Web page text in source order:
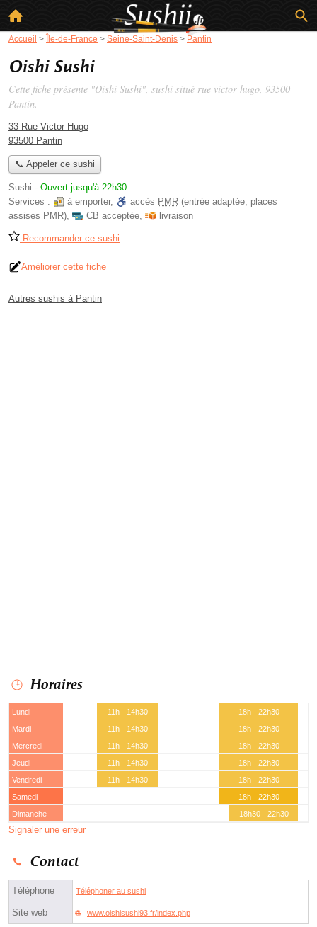
Accueil > Île-de-France > Seine-Saint-Denis > Pantin
Oishi Sushi
Cette fiche présente "Oishi Sushi", sushi situé rue victor hugo, 93500
Pantin.
33 Rue Victor Hugo
93500 Pantin
📞 Appeler ce sushi
Sushi - Ouvert jusqu'à 22h30
Services :
à emporter, accès PMR (entrée adaptée, places
assises PMR), CB acceptée, livraison
Recommander ce sushi
Améliorer cette fiche
Autres sushis à Pantin
Horaires
Lundi 11h - 14h30
18h - 22h30
Mardi
11h - 14h30
18h - 22h30
Mercredi
11h - 14h30
18h - 22h30
Jeudi
11h - 14h30
18h - 22h30
Vendredi
11h - 14h30
18h - 22h30
Samedi
18h - 22h30
Dimanche
18h30 - 22h30
Signaler une erreur
Contact
Téléphone Téléphoner au sushi
Site web www.oishisushi93.fr/index.php